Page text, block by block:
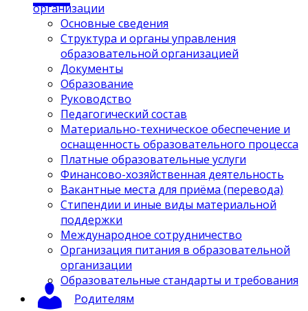
организации
Основные сведения
Структура и органы управления
образовательной организацией
Документы
Образование
Руководство
Педагогический состав
Материально-техническое обеспечение и
оснащенность образовательного процесса
Платные образовательные услуги
Финансово-хозяйственная деятельность
Вакантные места для приёма (перевода)
Стипендии и иные виды материальной
поддержки
Международное сотрудничество
Организация питания в образовательной
организации
Образовательные стандарты и требования
Родителям